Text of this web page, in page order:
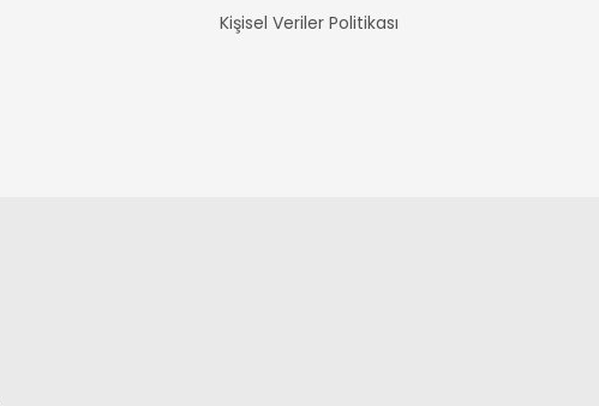
Kişisel Veriler Politikası